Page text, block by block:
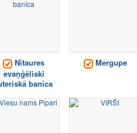
Nītaures
evaņģēliski
banīca
Mergupe